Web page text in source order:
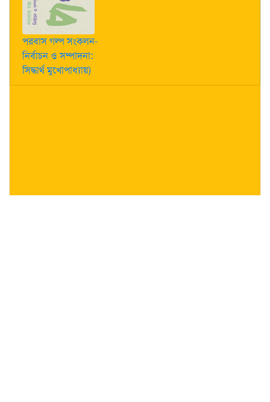
পরবাস গল্প সংকলন-
নির্বাচন ও সম্পাদনা:
সিদ্ধার্থ মুখোপাধ্যায়)